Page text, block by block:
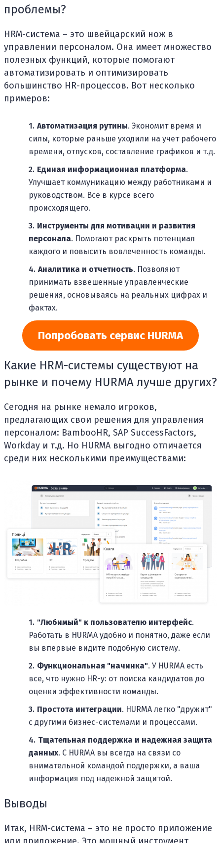
проблемы?
HRM-система – это швейцарский нож в
управлении персоналом. Она имеет множество
полезных функций, которые помогают
автоматизировать и оптимизировать
большинство HR-процессов. Вот несколько
примеров:
Автоматизация рутины. Экономит время и
силы, которые раньше уходили на учет рабочего
времени, отпусков, составление графиков и т.д.
Единая информационная платформа.
Улучшает коммуникацию между работниками и
руководством. Все в курсе всего
происходящего.
Инструменты для мотивации и развития
персонала. Помогают раскрыть потенциал
каждого и повысить вовлеченность команды.
Аналитика и отчетность. Позволяют
принимать взвешенные управленческие
решения, основываясь на реальных цифрах и
фактах.
Попробовать сервис HURMA
Какие HRM-системы существуют на
рынке и почему HURMA лучше других?
Сегодня на рынке немало игроков,
предлагающих свои решения для управления
персоналом: BambooHR, SAP SuccessFactors,
Workday и т.д. Но HURMA выгодно отличается
среди них несколькими преимуществами:
"Любимый" к пользователю интерфейс.
Работать в HURMA удобно и понятно, даже если
вы впервые видите подобную систему.
Функциональная "начинка". У HURMA есть
все, что нужно HR-у: от поиска кандидатов до
оценки эффективности команды.
Простота интеграции. HURMA легко "дружит"
с другими бизнес-системами и процессами.
Тщательная поддержка и надежная защита
данных. С HURMA вы всегда на связи со
внимательной командой поддержки, а ваша
информация под надежной защитой.
Выводы
Итак, HRM-система – это не просто приложение